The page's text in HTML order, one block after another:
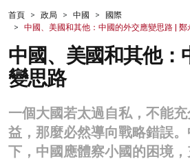
財經
生活
健康
商業
科技
影片
首頁 政局 中國
國際
中國、美國和其他：中國的外交應變思路 | 鄭
中國、美國和其他：
變思路
一個大國若太過自私，不能
益，那麼必然導向戰略錯誤
下，中國應體察小國的困境